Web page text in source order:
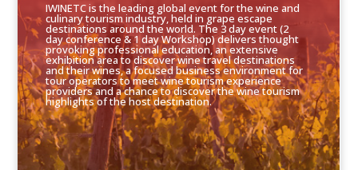
IWINETC is the leading global event for the wine and
culinary tourism industry, held in grape escape
destinations around the world. The 3 day event (2
day conference & 1 day Workshop) delivers thought
provoking professional education, an extensive
exhibition area to discover wine travel destinations
and their wines, a focused business environment for
tour operators to meet wine tourism experience
providers and a chance to discover the wine tourism
highlights of the host destination.